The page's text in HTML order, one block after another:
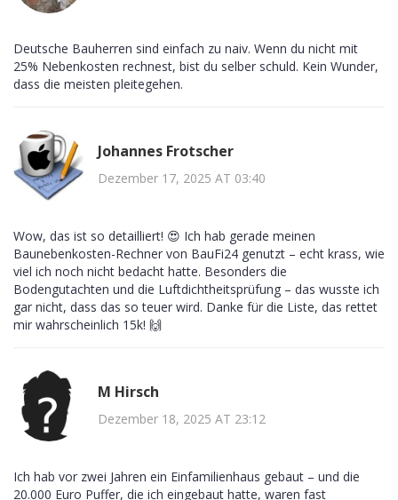
Deutsche Bauherren sind einfach zu naiv. Wenn du nicht mit
25% Nebenkosten rechnest, bist du selber schuld. Kein Wunder,
dass die meisten pleitegehen.
Johannes Frotscher
Dezember 17, 2025 AT 03:40
Wow, das ist so detailliert! 😍 Ich hab gerade meinen
Baunebenkosten-Rechner von BauFi24 genutzt – echt krass, wie
viel ich noch nicht bedacht hatte. Besonders die
Bodengutachten und die Luftdichtheitsprüfung – das wusste ich
gar nicht, dass das so teuer wird. Danke für die Liste, das rettet
mir wahrscheinlich 15k! 🙌
M Hirsch
Dezember 18, 2025 AT 23:12
Ich hab vor zwei Jahren ein Einfamilienhaus gebaut – und die
20.000 Euro Puffer, die ich eingebaut hatte, waren fast